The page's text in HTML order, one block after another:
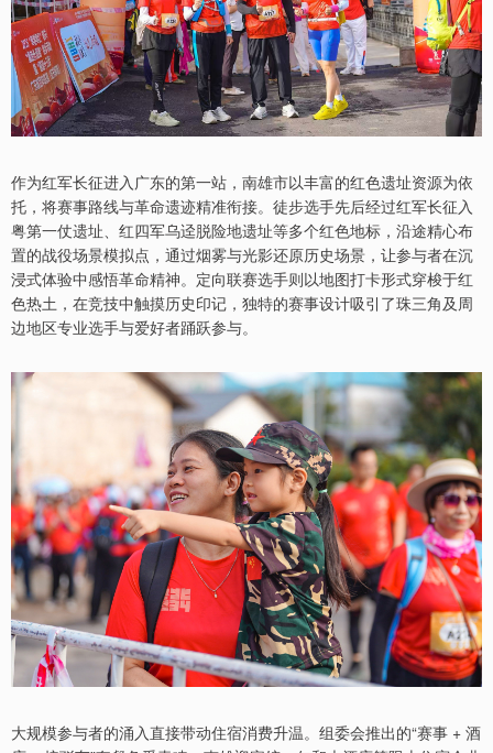
作为红军长征进入广东的第一站，南雄市以丰富的红色遗址资源为依
托，将赛事路线与革命遗迹精准衔接。徒步选手先后经过红军长征入
粤第一仗遗址、红四军乌迳脱险地遗址等多个红色地标，沿途精心布
置的战役场景模拟点，通过烟雾与光影还原历史场景，让参与者在沉
浸式体验中感悟革命精神。定向联赛选手则以地图打卡形式穿梭于红
色热土，在竞技中触摸历史印记，独特的赛事设计吸引了珠三角及周
边地区专业选手与爱好者踊跃参与。
大规模参与者的涌入直接带动住宿消费升温。组委会推出的“赛事 + 酒